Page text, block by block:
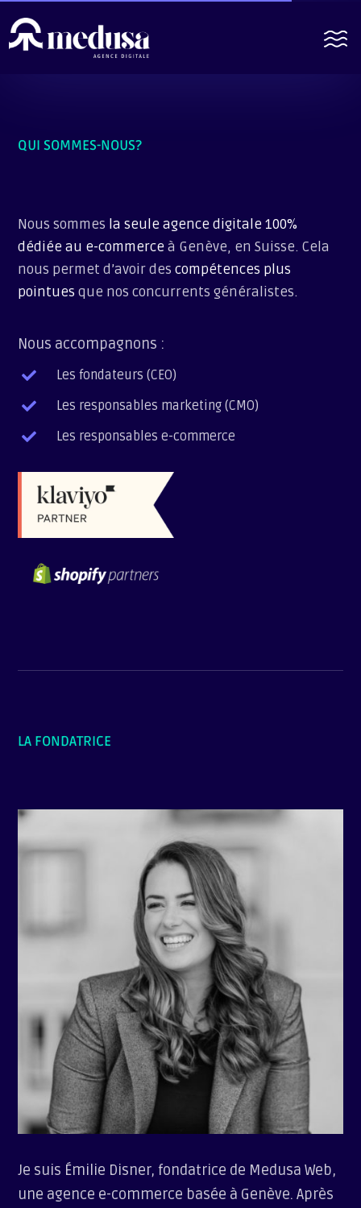
QUI SOMMES-NOUS?
Nous sommes la seule agence digitale 100%
dédiée au e-commerceà Genève, en Suisse. Cela
nous permet d’avoir descompétences plus
pointues que nos concurrents généralistes.
Nous accompagnons :
 Les fondateurs (CEO)
 Les responsables marketing (CMO)
 Les responsables e-commerce
LA FONDATRICE
Je suis Émilie Disner, fondatrice de Medusa Web,
une agence e-commerce basée à Genève. Après